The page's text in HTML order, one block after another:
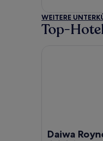
WEITERE
Top-
Daiwa